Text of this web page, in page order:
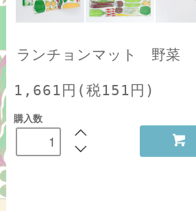
ランチョンマット 野菜
1,661円(税151円)
購入数